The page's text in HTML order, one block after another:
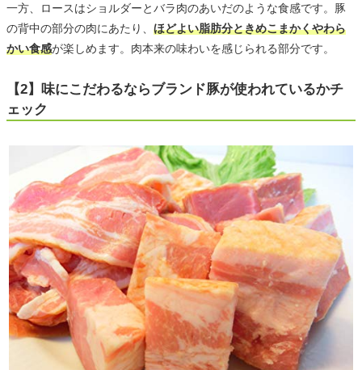
一方、ロースはショルダーとバラ肉のあいだのような食感です。豚
の背中の部分の肉にあたり、 ほどよい脂肪分ときめこまかくやわら
かい食感が楽しめます。肉本来の味わいを感じられる部分です。
【2】味にこだわるならブランド豚が使われているかチ
ェック